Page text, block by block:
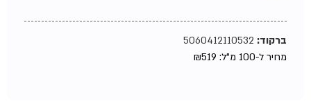
ברקוד:5060412110532
מחיר ל-100 מ"ל:
₪519